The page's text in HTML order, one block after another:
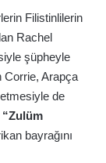
Filistinlilerin
Rachel
şüpheyle
Corrie, Arapça
etmesiyle de
“Zulüm
bayrağını